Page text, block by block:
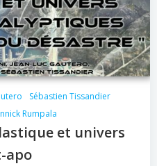
Sébastien Tissandier
Rumpala
et univers
apo